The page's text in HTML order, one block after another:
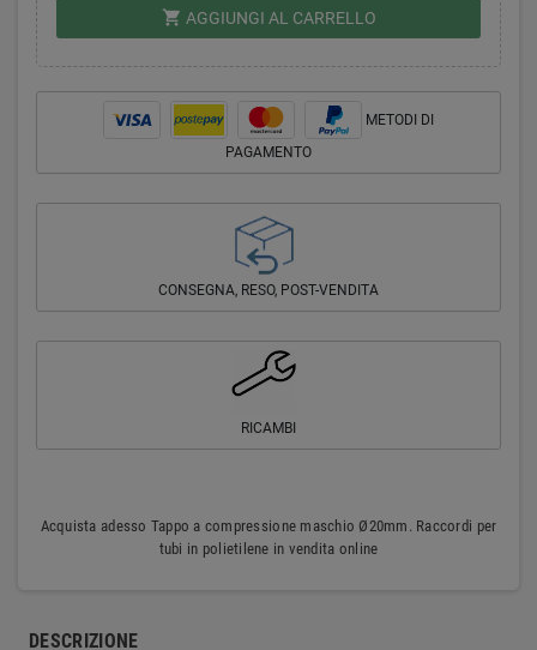
shopping_cart AGGIUNGI AL CARRELLO
METODI DI
PAGAMENTO
CONSEGNA, RESO, POST-VENDITA
RICAMBI
Acquista adesso Tappo a compressione maschio Ø20mm. Raccordi per
tubi in polietilene in vendita online
DESCRIZIONE